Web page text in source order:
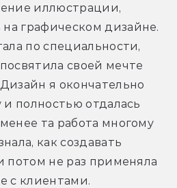
иллюстрации,
графическом дизайне.
по специальности,
своей мечте
я окончательно
и полностью отдалась
та работа многому
как создавать
потом не раз применяла
с клиентами.